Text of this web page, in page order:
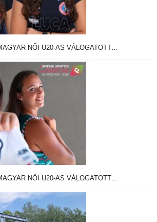
NŐI U20-AS VÁLOGATOTT…
NŐI U20-AS VÁLOGATOTT…